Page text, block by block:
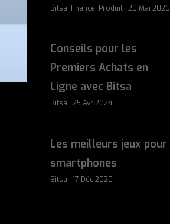
Bitsa, finance, Produit · 20 Mai 2026
Conseils pour les
Premiers Achats en
Ligne avec Bitsa
Bitsa · 25 Avr 2024
Les meilleurs jeux pour
smartphones
Bitsa · 17 Déc 2020